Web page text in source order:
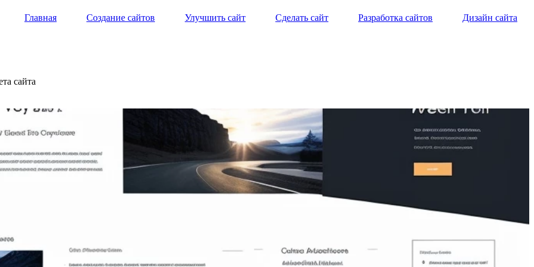
Главная Создание сайтов Улучшить сайт Сделать сайт Разработка сайтов Дизайн сайта
сайта